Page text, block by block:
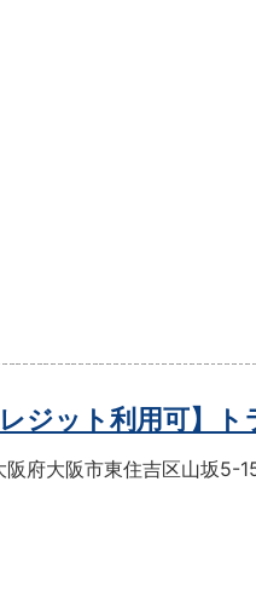
レジット利用可】
阪府大阪市東住吉区山坂5-